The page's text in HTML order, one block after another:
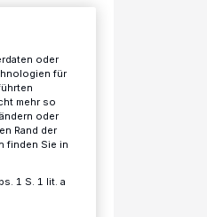
oder
für
mehr so
oder
Rand der
finden Sie in
1 S. 1 lit. a